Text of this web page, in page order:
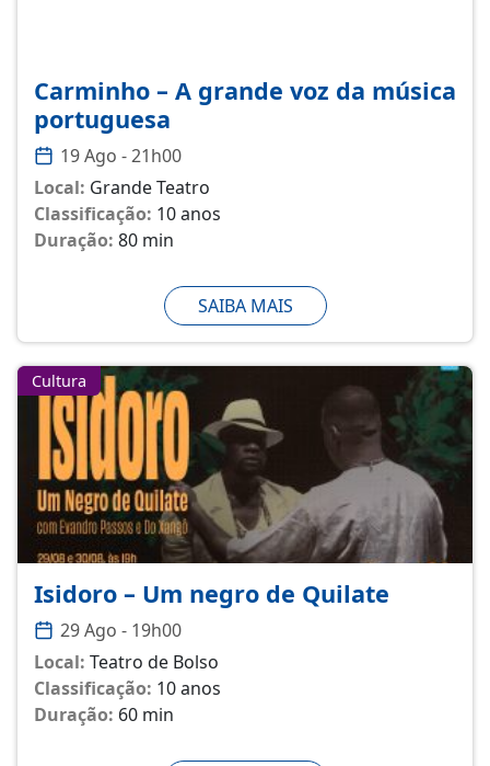
Carminho – A grande voz da música
portuguesa
19 Ago - 21h00
Local: Grande Teatro
Classificação: 10 anos
Duração: 80 min
SAIBA MAIS
Cultura
Isidoro – Um negro de Quilate
29 Ago - 19h00
Local: Teatro de Bolso
Classificação: 10 anos
Duração: 60 min